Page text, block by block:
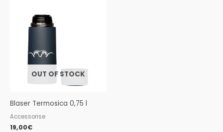
OUT OF STOCK
Blaser Termosica 0,75 l
Accessorise
19,00€